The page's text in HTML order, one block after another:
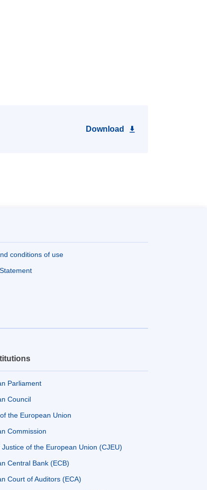
Download
conditions of use
Parliament
Council
the European Union
Commission
of the European Union (CJEU)
Central Bank (ECB)
Court of Auditors (ECA)